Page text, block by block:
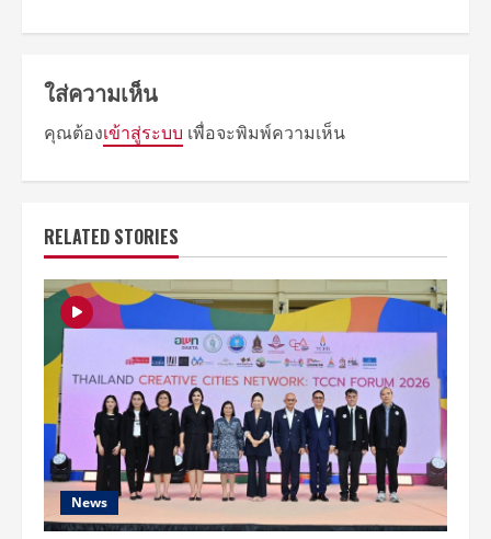
ใส่ความเห็น
คุณต้องเข้าสู่ระบบ เพื่อจะพิมพ์ความเห็น
RELATED STORIES
News